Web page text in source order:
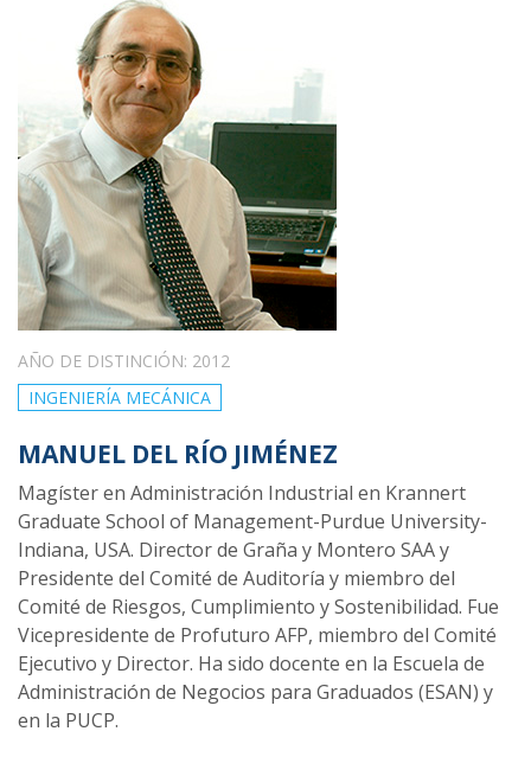
AÑO DE DISTINCIÓN: 2012
INGENIERÍA MECÁNICA
MANUEL DEL RÍO JIMÉNEZ
Magíster en Administración Industrial en Krannert
Graduate School of Management-Purdue University-
Indiana, USA. Director de Graña y Montero SAA y
Presidente del Comité de Auditoría y miembro del
Comité de Riesgos, Cumplimiento y Sostenibilidad. Fue
Vicepresidente de Profuturo AFP, miembro del Comité
Ejecutivo y Director. Ha sido docente en la Escuela de
Administración de Negocios para Graduados (ESAN) y
en la PUCP.